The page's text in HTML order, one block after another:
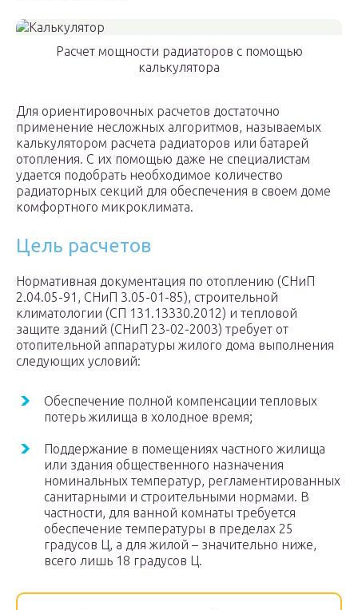
Расчет мощности радиаторов с помощью
калькулятора
Для ориентировочных расчетов достаточно
применение несложных алгоритмов, называемых
калькулятором расчета радиаторов или батарей
отопления. С их помощью даже не специалистам
удается подобрать необходимое количество
радиаторных секций для обеспечения в своем доме
комфортного микроклимата.
Цель расчетов
Нормативная документация по отоплению (СНиП
2.04.05-91, СНиП 3.05-01-85), строительной
климатологии (СП 131.13330.2012) и тепловой
защите зданий (СНиП 23-02-2003) требует от
отопительной аппаратуры жилого дома выполнения
следующих условий:
Обеспечение полной компенсации тепловых
потерь жилища в холодное время;
Поддержание в помещениях частного жилища
или здания общественного назначения
номинальных температур, регламентированных
санитарными и строительными нормами. В
частности, для ванной комнаты требуется
обеспечение температуры в пределах 25
градусов Ц, а для жилой – значительно ниже,
всего лишь 18 градусов Ц.